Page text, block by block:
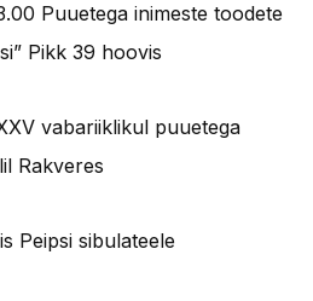
Puuetega inimeste toodete
Pikk 39 hoovis
vabariiklikul puuetega
Rakveres
Peipsi sibulateele